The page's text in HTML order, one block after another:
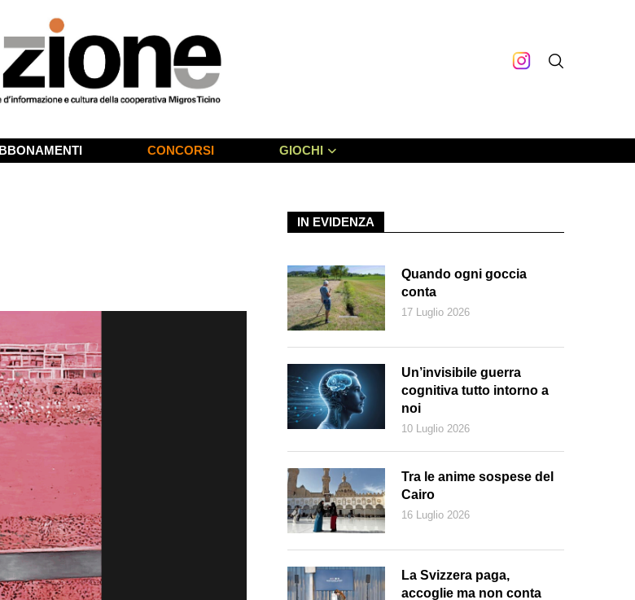
CONCORSI GIOCHI
IN EVIDENZA
Quando ogni goccia
conta
17 Luglio 2026
Un’invisibile guerra
cognitiva tutto intorno a
noi
10 Luglio 2026
Tra le anime sospese del
Cairo
16 Luglio 2026
La Svizzera paga,
accoglie ma non conta